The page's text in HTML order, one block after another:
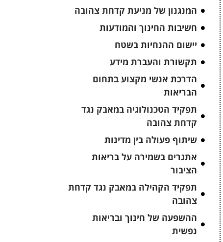
המנגנון של מניעת קדחת צהובה
חשיבות החינוך והמודעות
יישום ההנחיות בשטח
תקשורת והעברת מידע
הדרכת אנשי מקצוע בתחום
הבריאות
תפקיד הטכנולוגיה במאבק נגד
קדחת צהובה
שיתוף פעולה בין מדינות
אתגרים בשמירה על בריאות
הציבור
תפקיד הקהילה במאבק נגד קדחת
צהובה
ההשפעה של חינוך ובריאות
נפשית